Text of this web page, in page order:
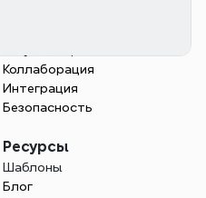
Коллаборация
Интеграция
Безопасность
Ресурсы
Шаблоны
Блог